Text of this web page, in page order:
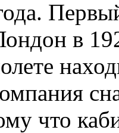
в
что